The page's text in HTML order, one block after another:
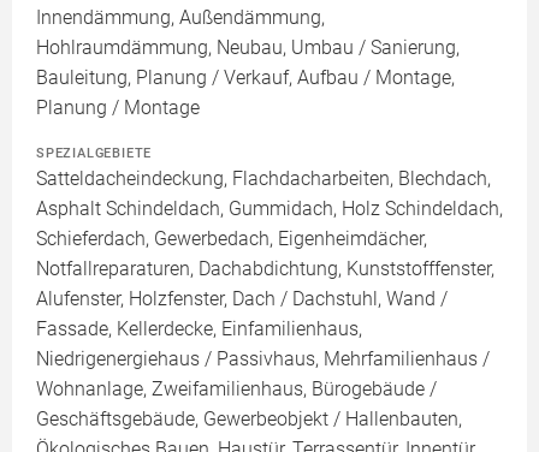
Innendämmung, Außendämmung,
Hohlraumdämmung, Neubau, Umbau / Sanierung,
Bauleitung, Planung / Verkauf, Aufbau / Montage,
Planung / Montage
SPEZIALGEBIETE
Satteldacheindeckung, Flachdacharbeiten, Blechdach,
Asphalt Schindeldach, Gummidach, Holz Schindeldach,
Schieferdach, Gewerbedach, Eigenheimdächer,
Notfallreparaturen, Dachabdichtung, Kunststofffenster,
Alufenster, Holzfenster, Dach / Dachstuhl, Wand /
Fassade, Kellerdecke, Einfamilienhaus,
Niedrigenergiehaus / Passivhaus, Mehrfamilienhaus /
Wohnanlage, Zweifamilienhaus, Bürogebäude /
Geschäftsgebäude, Gewerbeobjekt / Hallenbauten,